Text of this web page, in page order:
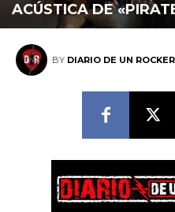
ACÚSTICA DE
BY DIARIO DE UN